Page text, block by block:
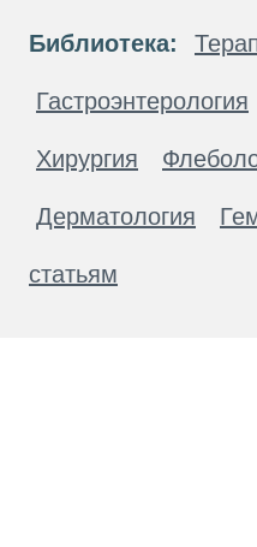
Библиотека:
Гастроэнтерология
Хирургия
Дерматология
статьям